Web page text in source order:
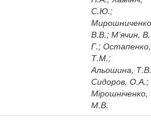
С.Ю.;
В.В.; М’ячин, В.
Г.; Остапенко,
Т.М.;
Альошина,
Сидоров, О.А.;
Мірошніченко,
М.В.